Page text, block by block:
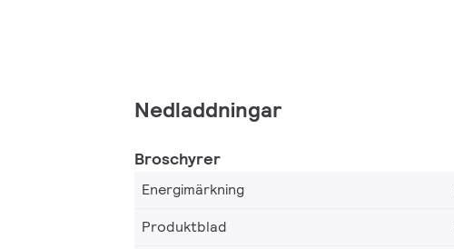
Nedladdningar
Broschyrer
Energimärkning
Produktblad